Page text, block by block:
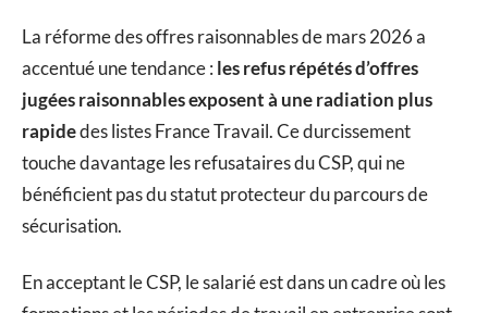
La réforme des offres raisonnables de mars 2026 a
accentué une tendance : les refus répétés d’offres
jugées raisonnables exposent à une radiation plus
rapidedes listes France Travail. Ce durcissement
touche davantage les refusataires du CSP, qui ne
bénéficient pas du statut protecteur du parcours de
sécurisation.
En acceptant le CSP, le salarié est dans un cadre où les